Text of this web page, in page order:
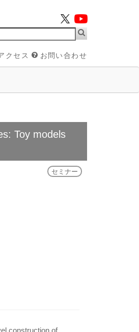
クセス お問い合わせ
Toy models
セミナー
construction of